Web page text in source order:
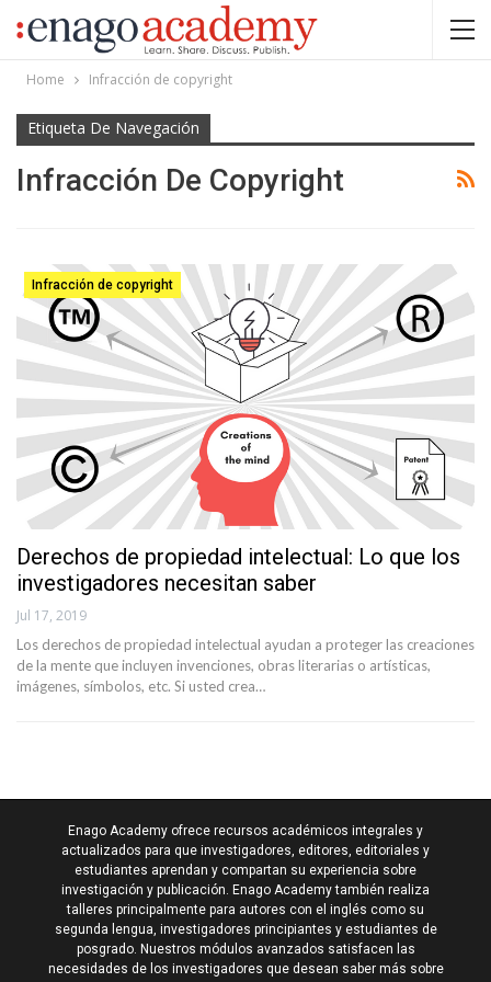
Home Infracción de copyright
Etiqueta De Navegación
Infracción De Copyright
Infracción de copyright
Derechos de propiedad intelectual: Lo que los
investigadores necesitan saber
Jul 17, 2019
Los derechos de propiedad intelectual ayudan a proteger las creaciones
de la mente que incluyen invenciones, obras literarias o artísticas,
imágenes, símbolos, etc. Si usted crea…
Enago Academy ofrece recursos académicos integrales y
actualizados para que investigadores, editores, editoriales y
estudiantes aprendan y compartan su experiencia sobre
investigación y publicación. Enago Academy también realiza
talleres principalmente para autores con el inglés como su
segunda lengua, investigadores principiantes y estudiantes de
posgrado. Nuestros módulos avanzados satisfacen las
necesidades de los investigadores que desean saber más sobre